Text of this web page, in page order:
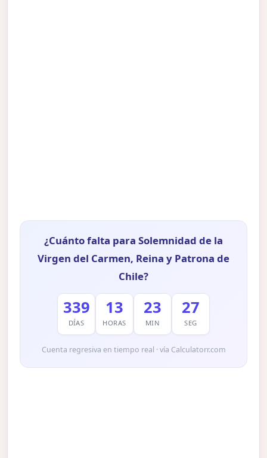
¿Cuánto falta para Solemnidad de la
Virgen del Carmen, Reina y Patrona de
Chile?
339
DÍAS
13
HORAS
23
MIN
26
SEG
Cuenta regresiva en tiempo real · vía Calculatorr.com